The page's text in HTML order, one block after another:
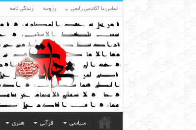
تماس با آکادمی رابعی رزومه زندگی نامه
سیاسی قرآنی هنری